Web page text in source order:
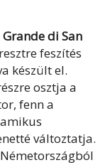
di San
feszítés
készült el.
osztja a
fenn a
változtatja.